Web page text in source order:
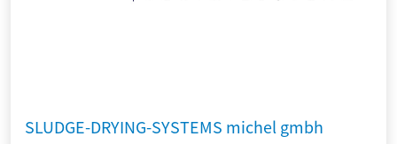
SLUDGE-DRYING-SYSTEMS michel gmbh